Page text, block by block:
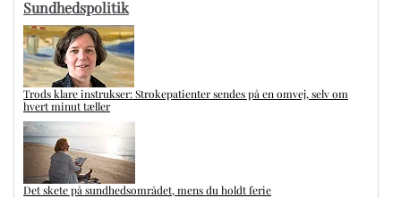
Sundhedspolitik
Trods klare instrukser: Strokepatienter sendes på en omvej, selv om
hvert minut tæller
Det skete på sundhedsområdet, mens du holdt ferie